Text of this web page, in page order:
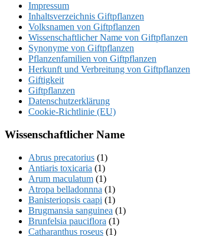
Impressum
Inhaltsverzeichnis Giftpflanzen
Volksnamen von Giftpflanzen
Wissenschaftlicher Name von Giftpflanzen
Synonyme von Giftpflanzen
Pflanzenfamilien von Giftpflanzen
Herkunft und Verbreitung von Giftpflanzen
Giftigkeit
Giftpflanzen
Datenschutzerklärung
Cookie-Richtlinie (EU)
Wissenschaftlicher Name
Abrus precatorius (1)
Antiaris toxicaria (1)
Arum maculatum (1)
Atropa belladonnna (1)
Banisteriopsis caapi (1)
Brugmansia sanguinea (1)
Brunfelsia pauciflora (1)
Catharanthus roseus (1)